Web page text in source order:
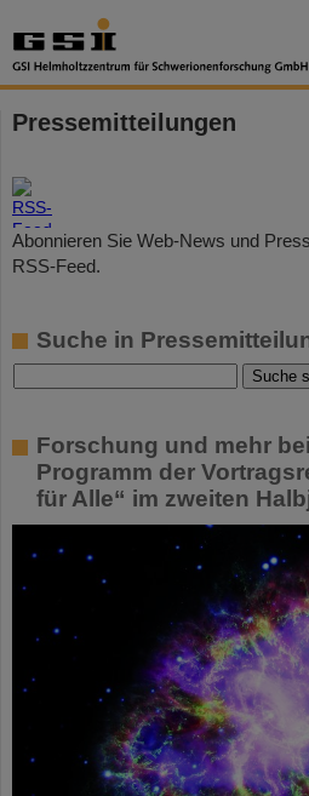
Pressemitteilungen
Abonnieren Sie Web-News und
RSS-Feed.
Suche in
Forschung und mehr
Programm der
für Alle“ im zweiten